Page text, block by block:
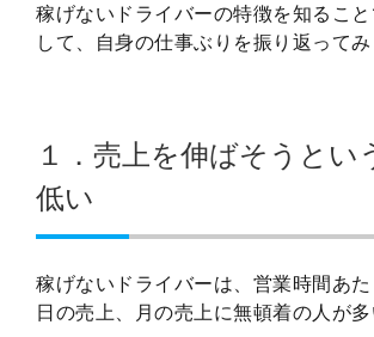
稼げないドライバーの特徴を知るこ
して、自身の仕事ぶりを振り返ってみ
１．売上を伸ばそうとい
低い
稼げないドライバーは、営業時間あ
日の売上、月の売上に無頓着の人が多